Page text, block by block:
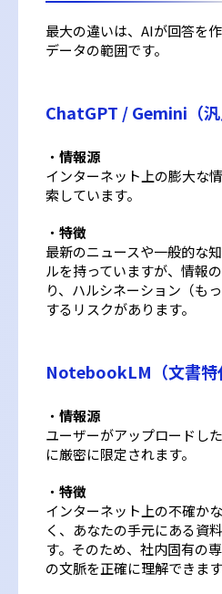
最大の違いは、AIが回答を
データの範囲です。
ChatGPT / Gemini（汎
・ 情報源
インターネット上の膨大な
索しています。
・ 特徴
最新のニュースや一般的な
ルを持っていますが、情報
り、ハルシネーション（も
するリスクがあります。
NotebookLM（文書特
・ 情報源
ユーザーがアップロードし
に厳密に限定されます。
・ 特徴
インターネット上の不確か
く、あなたの手元にある資
す。そのため、社内固有の
の文脈を正確に理解できます